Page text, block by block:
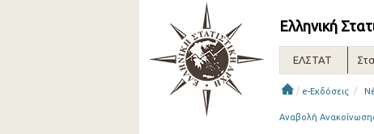
Ελληνική
ΕΛΣΤΑΤ
/ e-Εκδόσεις /
Αναβολή